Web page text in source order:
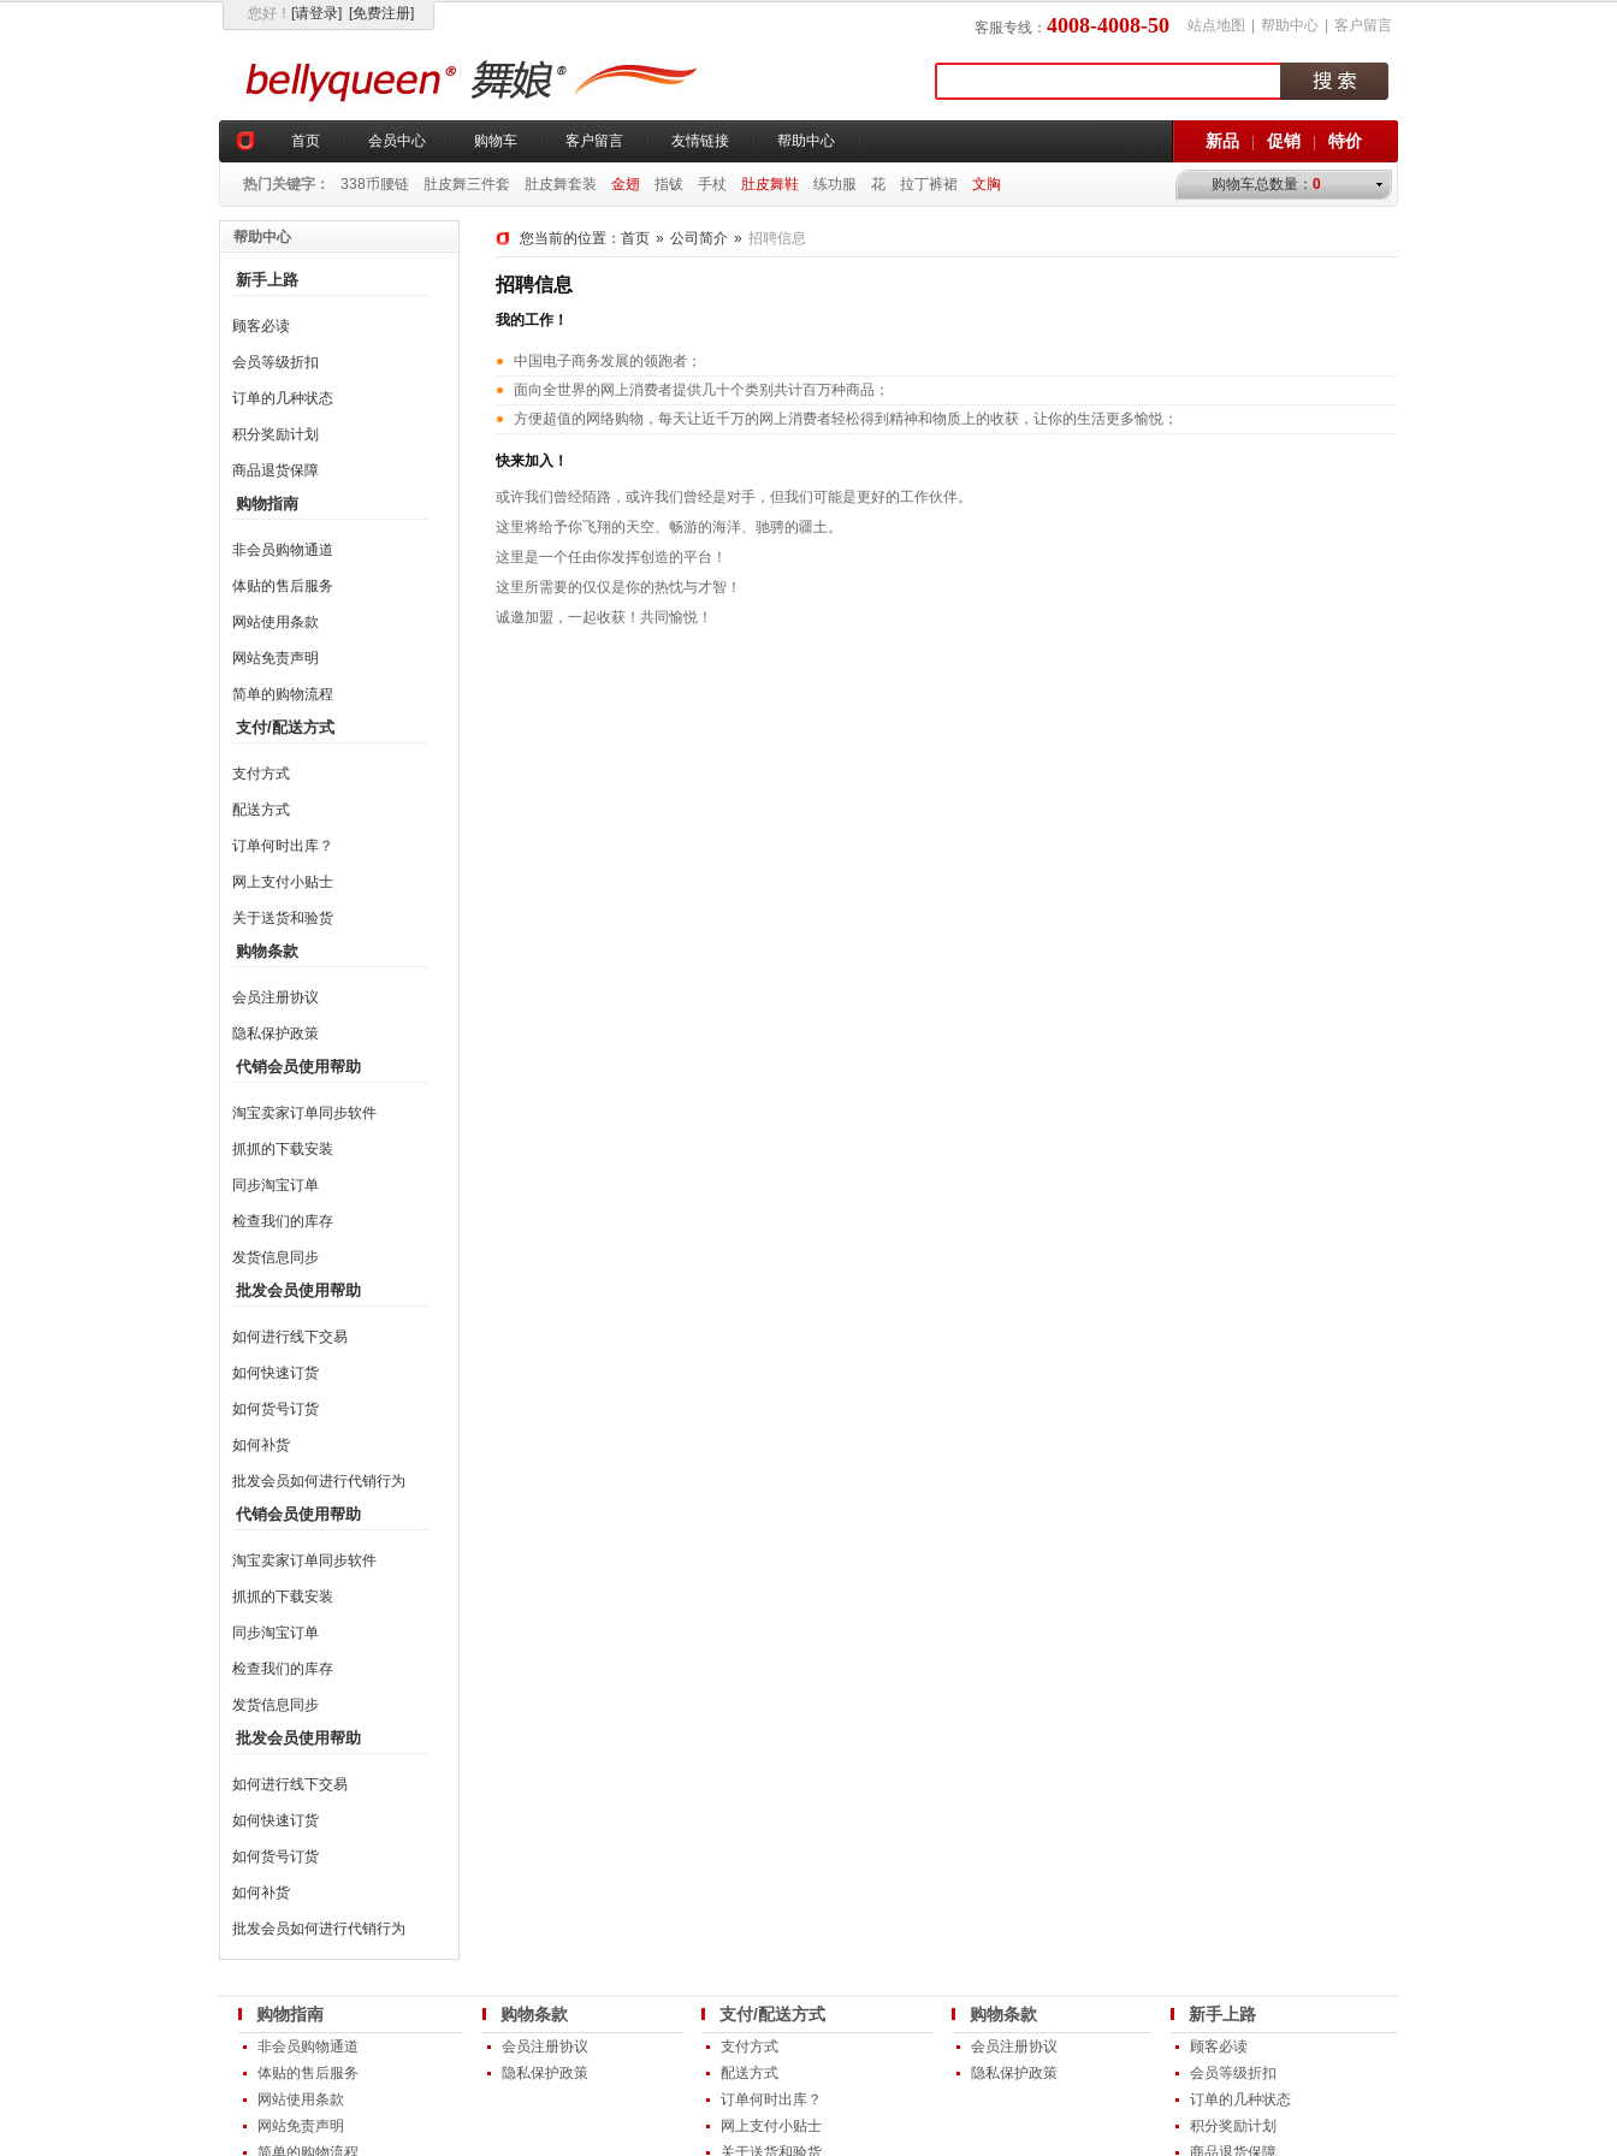
站点地图 帮助中心 客户留言
客服专线： 4008-4008-50
您好 ！ [请登录] [免费注册]
首页 会员中心 购物车 客户留言 友情链接 帮助中心 新品 促销 特价
热门关键字： 338币腰链 肚皮舞三件套 肚皮舞套装 金翅 指钹 手杖 肚皮舞鞋 练功服 花 拉丁裤裙 文胸 购物车总数量： 0
帮助中心
新手上路
顾客必读
会员等级折扣
订单的几种状态
积分奖励计划
商品退货保障
购物指南
非会员购物通道
体贴的售后服务
网站使用条款
网站免责声明
简单的购物流程
支付/配送方式
支付方式
配送方式
订单何时出库？
网上支付小贴士
关于送货和验货
购物条款
会员注册协议
隐私保护政策
代销会员使用帮助
淘宝卖家订单同步软件
抓抓的下载安装
同步淘宝订单
检查我们的库存
发货信息同步
批发会员使用帮助
如何进行线下交易
如何快速订货
如何货号订货
如何补货
批发会员如何进行代销行为
代销会员使用帮助
淘宝卖家订单同步软件
抓抓的下载安装
同步淘宝订单
检查我们的库存
发货信息同步
批发会员使用帮助
如何进行线下交易
如何快速订货
如何货号订货
如何补货
批发会员如何进行代销行为
您当前的位置： 首页 » 公司简介 » 招聘信息
招聘信息
我的工作！
中国电子商务发展的领跑者；
面向全世界的网上消费者提供几十个类别共计百万种商品；
方便超值的网络购物，每天让近千万的网上消费者轻松得到精神和物质上的收获，让你的生活更多愉悦；
快来加入！
或许我们曾经陌路，或许我们曾经是对手，但我们可能是更好的工作伙伴。
这里将给予你飞翔的天空、畅游的海洋、驰骋的疆土。
这里是一个任由你发挥创造的平台！
这里所需要的仅仅是你的热忱与才智！
诚邀加盟，一起收获！共同愉悦！
购物指南
非会员购物通道
体贴的售后服务
网站使用条款
网站免责声明
简单的购物流程
购物条款
会员注册协议
隐私保护政策
支付/配送方式
支付方式
配送方式
订单何时出库？
网上支付小贴士
关于送货和验货
购物条款
会员注册协议
隐私保护政策
新手上路
顾客必读
会员等级折扣
订单的几种状态
积分奖励计划
商品退货保障